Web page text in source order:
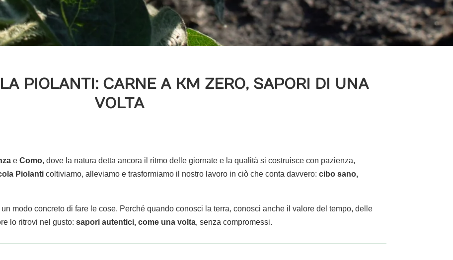
PIOLANTI: CARNE A KM ZERO, SAPORI DI UNA
VOLTA
eComo, dove la natura detta ancora il ritmo delle giornate e la qualità si costruisce con pazienza,
Piolanti coltiviamo, alleviamo e trasformiamo il nostro lavoro in ciò che conta davvero:cibo sano,
modo concreto di fare le cose. Perché quando conosci la terra, conosci anche il valore del tempo, delle
lo ritrovi nel gusto:sapori autentici, come una volta, senza compromessi.